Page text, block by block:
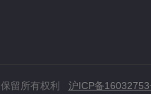
保留所有权利 沪ICP备16032753